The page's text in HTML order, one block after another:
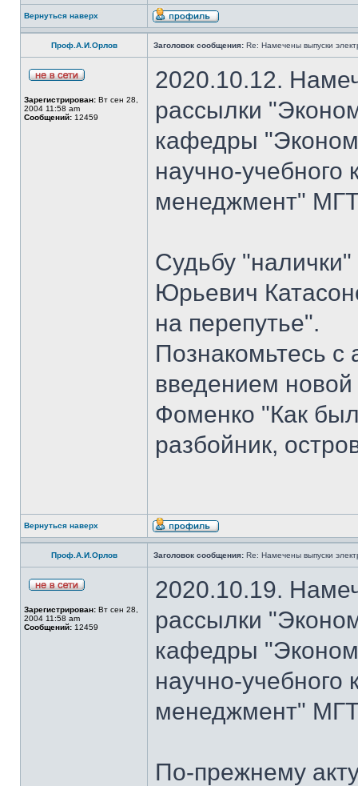
Вернуться наверх
Проф.А.И.Орлов Заголовок сообщения: Re: Намечены выпуски
Зарегистрирован: Вт сен 28,
2004 11:58 am
Сообщений: 12459
2020.10.12.
рассылки
кафедры
научно-
менеджмент"
Судьбу
Юрьевич
на перепутье".
Познакомьтесь с
введением новой
Фоменко "Как
разбойник,
Вернуться наверх
Проф.А.И.Орлов Заголовок сообщения: Re: Намечены выпуски
Зарегистрирован: Вт сен 28,
2004 11:58 am
Сообщений: 12459
2020.10.19.
рассылки
кафедры
научно-
менеджмент"
По-прежнему